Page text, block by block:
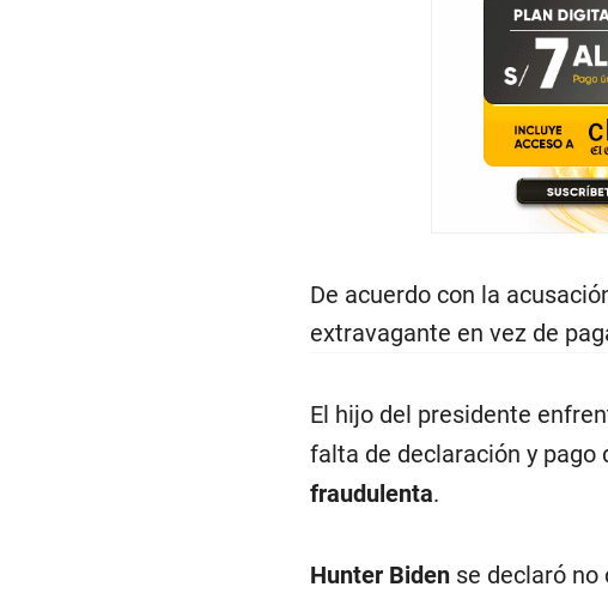
De acuerdo con la
extravagante en vez de
El hijo del presidente
falta de declaración y pago
fraudulenta.
Hunter Bidense declaró no